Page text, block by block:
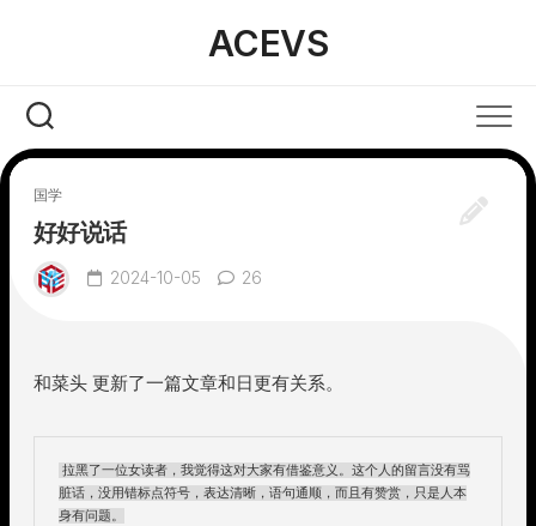
ACEVS
国学
好好说话
2024-10-05 26
和菜头 更新了一篇文章和日更有关系。
拉黑了一位女读者​，我觉得这对大家有借鉴意义。这个人的留言没有骂
脏话，没用错标点符号，表达清晰，语句通顺​，而且有赞赏，只是人本
身有问题。